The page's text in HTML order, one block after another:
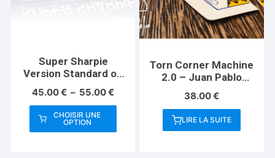
du
choisies
sur
la
du
produit
Super Sharpie
Version Standard ou
45.00€ – 55.00€Plage
à
CHOISIR UNE
OPTION
Ce
Torn Corner Machine
2.0 – Juan Pablo
38.00€
LIRE LA SUITE